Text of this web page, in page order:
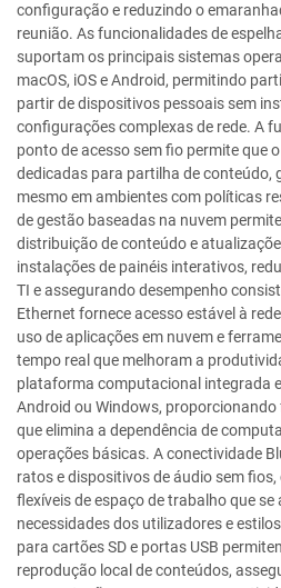
configuração e reduzindo o
reunião. As funcionalidades de
suportam os principais sistemas
macOS, iOS e Android, permitindo
partir de dispositivos pessoais sem
configurações complexas de rede. A
ponto de acesso sem fio permite que
dedicadas para partilha de conteúdo,
mesmo em ambientes com políticas
de gestão baseadas na nuvem
distribuição de conteúdo e
instalações de painéis interativos,
TI e assegurando desempenho
Ethernet fornece acesso estável à
uso de aplicações em nuvem e
tempo real que melhoram a
plataforma computacional integrada
Android ou Windows,
que elimina a dependência de
operações básicas. A conectividade
ratos e dispositivos de áudio sem
flexíveis de espaço de trabalho que
necessidades dos utilizadores e
para cartões SD e portas USB
reprodução local de conteúdos,